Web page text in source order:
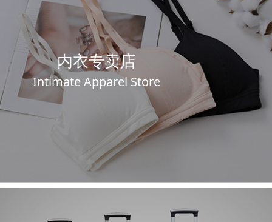
内衣专卖店
Intimate Apparel Store